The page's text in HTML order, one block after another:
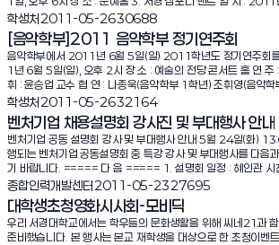
등)시 이용 제한 다. 이용목적 이외의 이용시 이용 제한 라. 본교 학술정보관 관규 및 준수사
항을 위반 시 이용 제한 ※ 한강Time 기사 링크 ※ Newsis 기사 링크 ※ 기타 사항은 학
술정보지원과[(로비(6층)]로 문의하기 바랍니다.(Tel: 940-7035) 2011. 5. 31. 학 술 정
보 관 장 elementFontfont-familyfont-sizefont-stylefont-variantfont-weightl
etter-spacingline-heighttext-decorationtext-
mwhite-spaceword-spacingcolorBackgroundbg-
magebg-positionbg-repeatBoxwidthheightborder-
-bottomborder-leftmarginpaddingmax-
-widthoutline-coloroutline-styleoutline-
rightleftfloatdisplayclearz-indexListlist-style-
ositionTablevertical-alignborder-collapseborder-
y-cellstable-layoutEffectstext-shadow-webkit-box-
theroverflowcursorvisibility
: 문예홀
학생처2011-05-26조회수:
30688
[음악학부]2011 음악학부 정기연주회
음악학부에서 2011년 6월 5일(일) 2011학년도 정기연주회를 개최합
1년 6월 5일(일), 오후 2시 장 소 : 예술의 전당 콘서트 홀 연 주 : 서경대학교 오케스트라 지
휘 : 윤승업 교수 협 연 : 나종욱(음악학부 1학년) 조휘영(음악학부 4학년) 임영진(음악학부
3학년) 박병석(음악학부 4학년) 연주곡목 : 스메타나 "팔려간 신부" 서곡 본 윌리암스 튜바
협주곡 베르디 오피라 '라트라비아타' 중 아리아 파가니니 바이올린 협주곡 1번 라흐마니노
프 피아노 협주곡 2번 차이오프스키 교향곡 6번 '비창'
학생처2011-05-26조회수:
32164
벤처기업 채용설명회 강사진 및 부대행사 안내
벤처기업 공동 설명회 강사 및 부대행사 안내 5월 24일(화) 13:00부터 시청각 4실에서 진
행되는 벤처기업 공동설명회 중 특강 강사 및 부대행사를 다음과 같이 안내하오니
기 바랍니다. ===== 다 음 ===== 1. 설명회 일정 : 혜인관 시청각 4실 시 간 내 용 강 사
비 고 13:00 ~ 채용 안내 진행자(한국능률협회) 13:30 ~ 벤처기업 CEO 특강 이금룡(주)
코글로닷컴 14:30 ~ 취업특강 - 취업전략 임대호(전문강사) 15:30 ~ 질의응답 및 경품추
첨 진행자(한국능률협회) 2. 강사약력 가. 이금룡(현, (주)코글로닷컴 대표이사 회장) - 주식
회사 옥션, 이니시스, 넷피아 대표이사 역임 - 중소기업협동조합
- 벤처산업협회 마케팅위원회 위원장 - 한국원천기술협회 회장
종합인력개발센터2011-05-23조회수:
27695
대학생초청영화시사회-모비딕
우리 서경대학교에서는 학우들의 문화생활을 위해 씨네21과
준비했습니다. 본 행사는 본교 재학생을 대상으로 한 초청이벤트로 학생 여러분들의 많은